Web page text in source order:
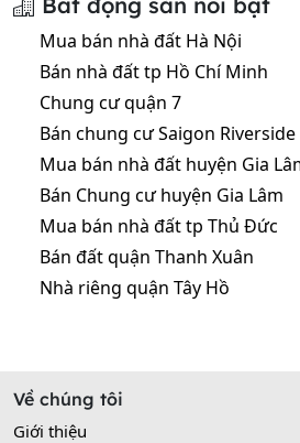
Mua bán nhà đất Hà Nội
Bán nhà đất tp Hồ Chí Minh
Chung cư quận 7
Bán chung cư Saigon Riverside
Mua bán nhà đất huyện Gia
Bán Chung cư huyện Gia Lâm
Mua bán nhà đất tp Thủ Đức
Bán đất quận Thanh Xuân
Nhà riêng quận Tây Hồ
Về chúng tôi
Giới thiệu